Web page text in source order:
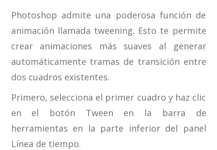
Photoshop admite una poderosa función de
animación llamada tweening. Esto te permite
crear animaciones más suaves al generar
automáticamente tramas de transición entre
dos cuadros existentes.
Primero, selecciona el primer cuadro y haz clic
en el botón Tween en la barra de
herramientas en la parte inferior del panel
Línea de tiempo.